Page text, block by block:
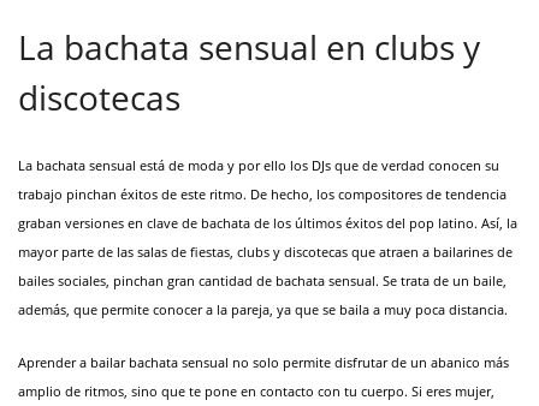
La bachata sensual en clubs y
discotecas
La bachata sensual está de moda y por ello los DJs que de verdad conocen su
trabajo pinchan éxitos de este ritmo. De hecho, los compositores de tendencia
graban versiones en clave de bachata de los últimos éxitos del pop latino. Así, la
mayor parte de las salas de fiestas, clubs y discotecas que atraen a bailarines de
bailes sociales, pinchan gran cantidad de bachata sensual. Se trata de un baile,
además, que permite conocer a la pareja, ya que se baila a muy poca distancia.
Aprender a bailar bachata sensual no solo permite disfrutar de un abanico más
amplio de ritmos, sino que te pone en contacto con tu cuerpo. Si eres mujer,